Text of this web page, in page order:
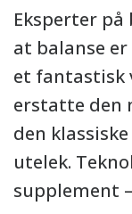
Eksperter
at balanse
et fantastisk
erstatte den
den
utelek.
supplement